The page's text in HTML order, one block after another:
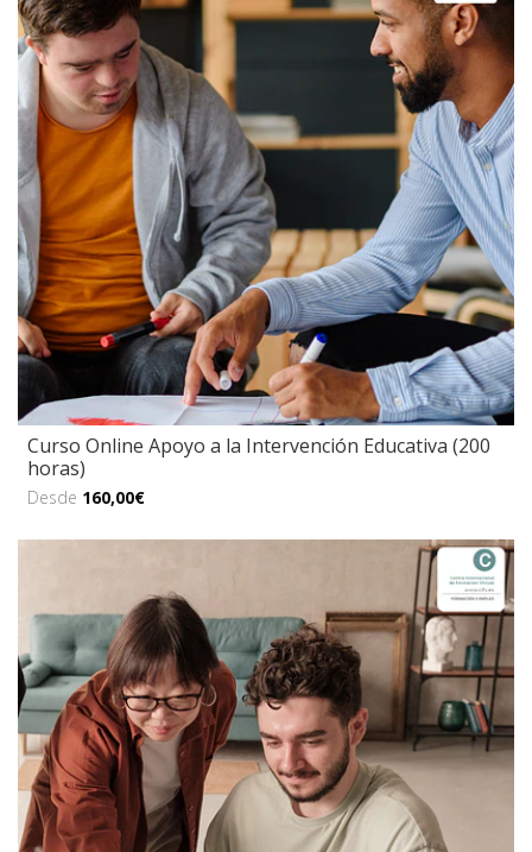
Curso Online Apoyo a la Intervención Educativa (200
horas)
Desde 160,00€